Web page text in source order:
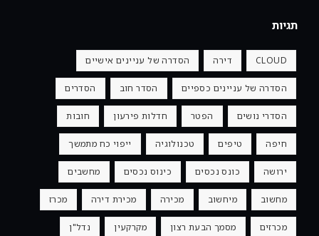
תגיות
CLOUD דירה הסדרה של עניינים אישיים
הסדרה של עניינים כספיים הסדר חוב הסדרים
הסדרי נושים הפטר חדלות פירעון חובות
חיפה טיפים טכנולוגיה ייפוי כח מתמשך
ירושה כונס נכסים כינוס נכסים מחשבים
מחשוב מיחשוב מכירה מכירת דירה מכרז
מכרזים מסמך הבעת רצון מקרקעין נדל"ן